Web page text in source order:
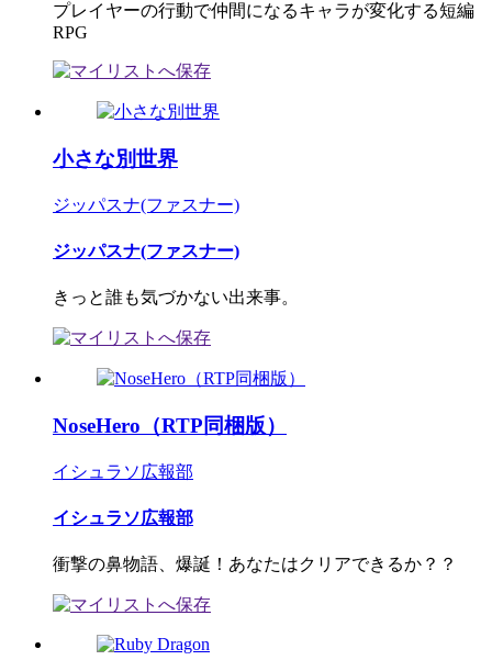
プレイヤーの行動で仲間になるキャラが変化する短編
RPG
小さな別世界
ジッパスナ(ファスナー)
ジッパスナ(ファスナー)
きっと誰も気づかない出来事。
NoseHero（RTP同梱版）
イシュラソ広報部
イシュラソ広報部
衝撃の鼻物語、爆誕！あなたはクリアできるか？？